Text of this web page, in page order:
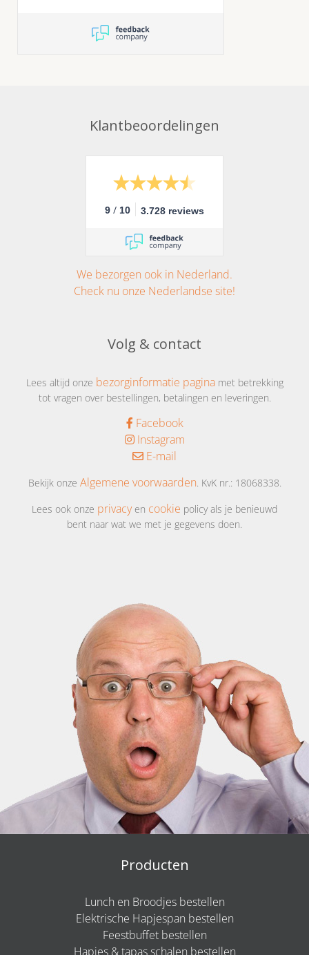
we zouden het zo weer
doen, wat was het lekker, de
Klantbeoordelingen
9 / 10 3.728 reviews
We bezorgen ook in Nederland.
Check nu onze Nederlandse site!
Volg & contact
Lees altijd onze bezorginformatie paginamet betrekking
tot vragen over bestellingen, betalingen en leveringen.
Facebook
Instagram
E-mail
Bekijk onze Algemene voorwaarden . KvK nr.: 18068338.
Lees ook onze privacyen cookie policy als je benieuwd
bent naar wat we met je gegevens doen.
Producten
Lunch en Broodjes bestellen
Elektrische Hapjespan bestellen
Feestbuffet bestellen
Hapjes & tapas schalen bestellen